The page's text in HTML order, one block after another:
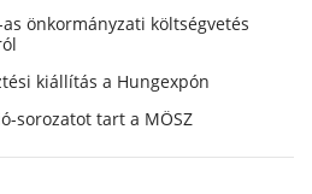
önkormányzati költségvetés
kiállítás a Hungexpón
sorozatot tart a MÖSZ